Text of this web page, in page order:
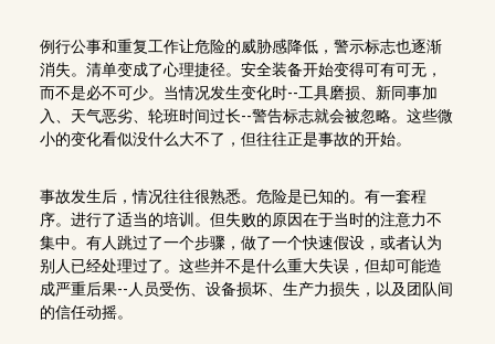
例行公事和重复工作让危险的威胁感降低，警示标志也逐渐
消失。清单变成了心理捷径。安全装备开始变得可有可无，
而不是必不可少。当情况发生变化时--工具磨损、新同事加
入、天气恶劣、轮班时间过长--警告标志就会被忽略。这些微
小的变化看似没什么大不了，但往往正是事故的开始。
事故发生后，情况往往很熟悉。危险是已知的。有一套程
序。进行了适当的培训。但失败的原因在于当时的注意力不
集中。有人跳过了一个步骤，做了一个快速假设，或者认为
别人已经处理过了。这些并不是什么重大失误，但却可能造
成严重后果--人员受伤、设备损坏、生产力损失，以及团队间
的信任动摇。